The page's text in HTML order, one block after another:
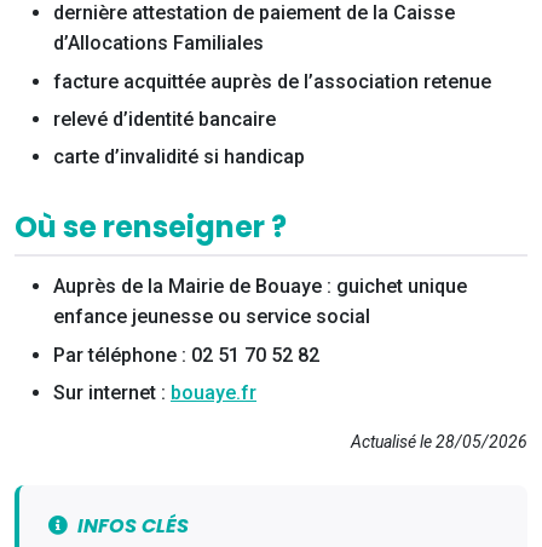
dernière attestation de paiement de la Caisse
d’Allocations Familiales
facture acquittée auprès de l’association retenue
relevé d’identité bancaire
carte d’invalidité si handicap
Où se renseigner ?
Auprès de la Mairie de Bouaye : guichet unique
enfance jeunesse ou service social
Par téléphone : 02 51 70 52 82
Sur internet : bouaye.fr
Actualisé le 28/05/2026
INFOS CLÉS